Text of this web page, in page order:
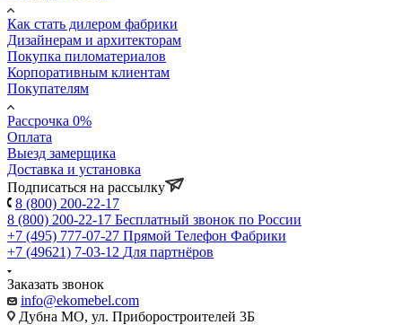
Как стать дилером фабрики
Дизайнерам и архитекторам
Покупка пиломатериалов
Корпоративным клиентам
Покупателям
Рассрочка 0%
Оплата
Выезд замерщика
Доставка и установка
Подписаться на рассылку
8 (800) 200-22-17
8 (800) 200-22-17 Бесплатный звонок по России
+7 (495) 777-07-27 Прямой Телефон Фабрики
+7 (49621) 7-03-12 Для партнёров
Заказать звонок
info@ekomebel.com
Дубна МО, ул. Приборостроителей 3Б